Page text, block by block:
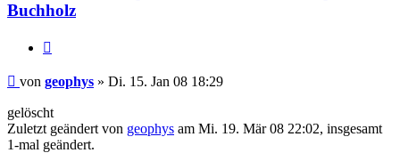
Buchholz
Beitrag
von geophys » Di. 15. Jan 08 18:29
gelöscht
Zuletzt geändert von geophys am Mi. 19. Mär 08 22:02, insgesamt
1-mal geändert.